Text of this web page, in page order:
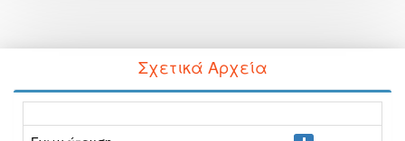
Σχετικά Αρχεία